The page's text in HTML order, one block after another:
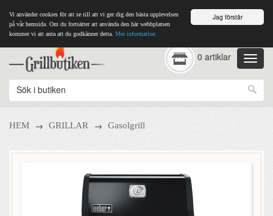
Jag förstår
Vi använder cookies för att se till att vi ger dig den bästa upplevelsen
på vår hemsida. Om du fortsätter att använda den här webbplatsen
kommer vi att anta att du godkänner detta. Mer information
0 artiklar
HEM → GRILLAR → Gasolgrill